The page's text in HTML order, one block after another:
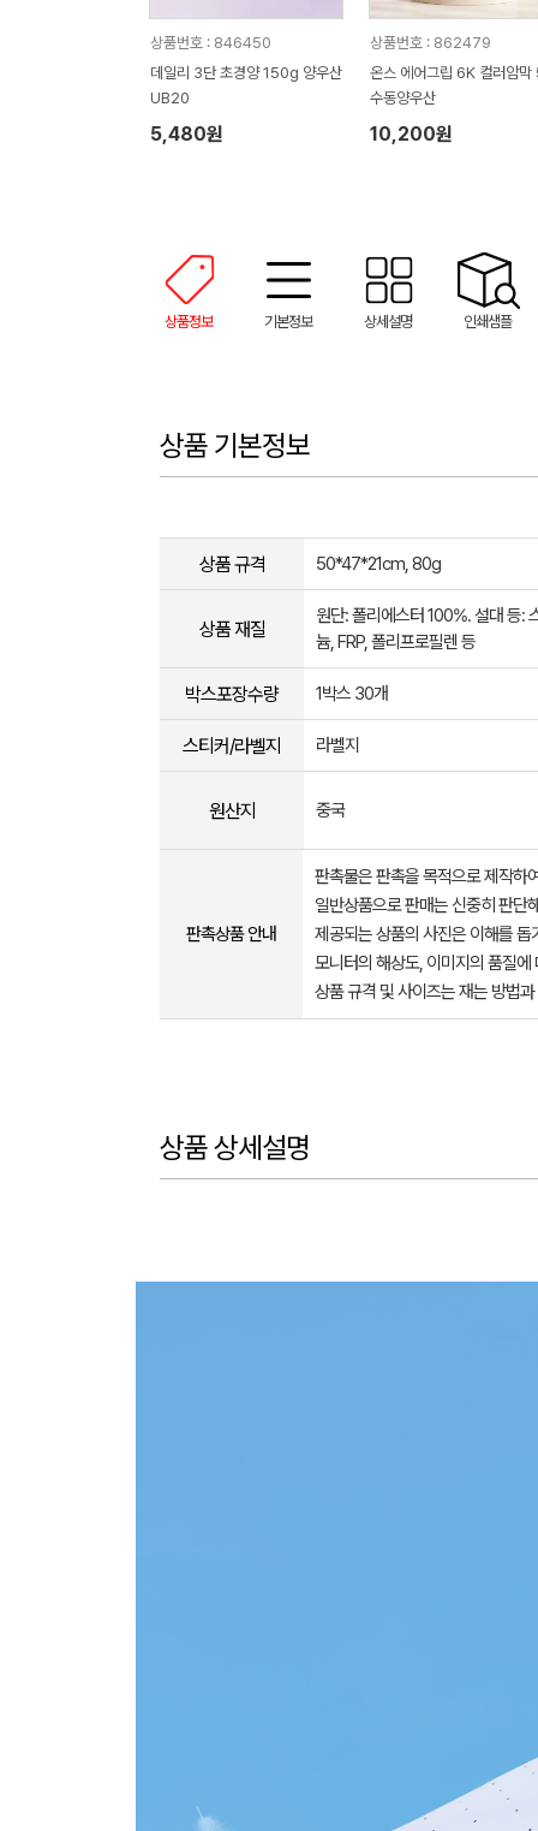
상품번호 : 846450
데일리 3단 초경양 150g 양우산
UB20
5,480원
상품번호 : 862479
온스 에어그립 6K 컬러암막
수동양우산
10,200원
상품정보 기본정보 상세설명 인쇄샘플
상품 기본정보
상품 규격 50*47*21cm, 80g
상품 재질
원단: 폴리에스터 100%. 설대 등:
늄, FRP, 폴리프로필렌 등
박스포장수량 1박스 30개
스티커/라벨지 라벨지
원산지 중국
판촉상품 안내
판촉물은 판촉을 목적으로 제작하
일반상품으로 판매는 신중히 판단
제공되는 상품의 사진은 이해를
모니터의 해상도, 이미지의 품질
상품 규격 및 사이즈는 재는 방법
상품 상세설명